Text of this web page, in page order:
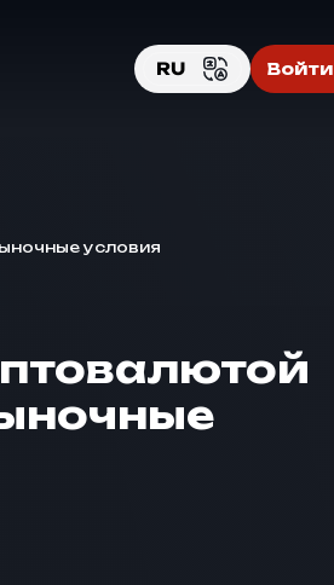
RU Войти
условия